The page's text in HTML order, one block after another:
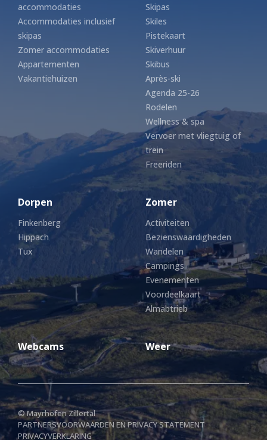
accommodaties
Accommodaties inclusief
skipas
Zomer accommodaties
Appartementen
Vakantiehuizen
Skipas
Skiles
Pistekaart
Skiverhuur
Skibus
Après-ski
Agenda 25-26
Rodelen
Wellness & spa
Vervoer met vliegtuig of
trein
Freeriden
Dorpen
Finkenberg
Hippach
Tux
Zomer
Activiteiten
Bezienswaardigheden
Wandelen
Campings
Evenementen
Voordeelkaart
Almabtrieb
Webcams Weer
© Mayrhofen Zillertal
PARTNERSVOORWAARDEN EN PRIVACY STATEMENT
PRIVACYVERKLARING